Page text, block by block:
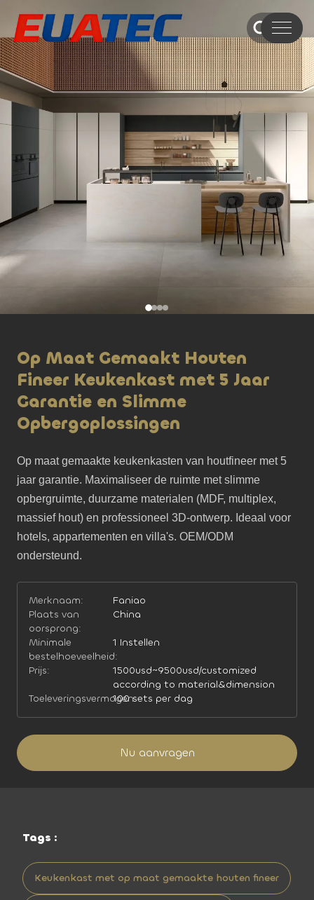
Op Maat Gemaakt Houten
Fineer Keukenkast met 5 Jaar
Garantie en Slimme
Opbergoplossingen
Op maat gemaakte keukenkasten van houtfineer met 5
jaar garantie. Maximaliseer de ruimte met slimme
opbergruimte, duurzame materialen (MDF, multiplex,
massief hout) en professioneel 3D-ontwerp. Ideaal voor
hotels, appartementen en villa's. OEM/ODM
ondersteund.
Merknaam:
Faniao
Plaats van
oorsprong:
China
Minimale
bestelhoeveelheid:
1 Instellen
Prijs:
1500usd~9500usd/customized
according to material&dimension
Toeleveringsvermogen:100 sets per dag
Nu aanvragen
Tags :
Keukenkast met op maat gemaakte houten fineer